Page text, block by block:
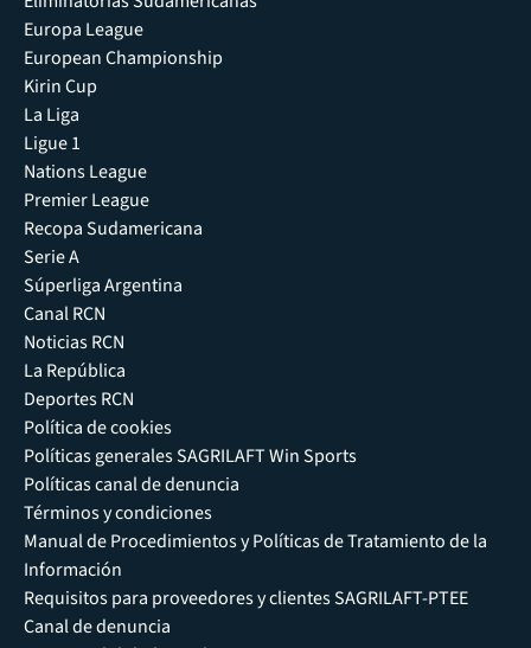
Europa League
European Championship
Kirin Cup
La Liga
Ligue 1
Nations League
Premier League
Recopa Sudamericana
Serie A
Súperliga Argentina
Canal RCN
Noticias RCN
La República
Deportes RCN
Política de cookies
Políticas generales SAGRILAFT Win Sports
Políticas canal de denuncia
Términos y condiciones
Manual de Procedimientos y Políticas de Tratamiento de la
Información
Requisitos para proveedores y clientes SAGRILAFT-PTEE
Canal de denuncia